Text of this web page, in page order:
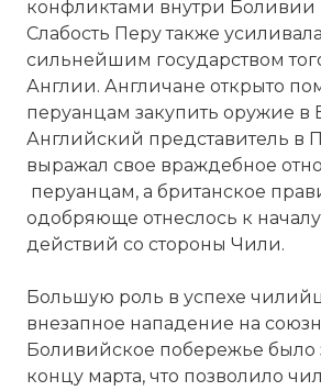
конфликтами внутри Боливии
Слабость Перу также
сильнейшим государством
Англии. Англичане открыто
перуанцам закупить оружие в
Английский представитель в
выражал свое враждебное
перуанцам, а британское
одобряюще отнеслось к
действий со стороны Чили.
Большую роль в успехе
внезапное нападение на
Боливийское побережье было
концу марта, что позволило